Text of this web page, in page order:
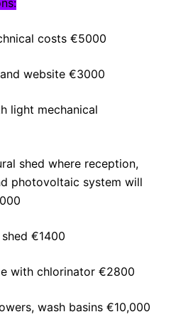
costs €5000
website €3000
light mechanical
shed where reception,
photovoltaic system will
€1400
with chlorinator €2800
wash basins €10,000